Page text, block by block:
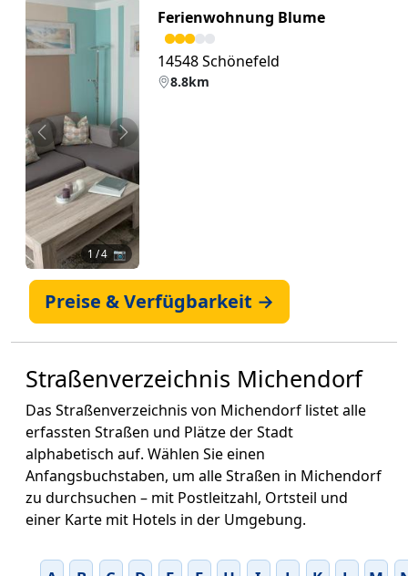
Zurück Weiter
1 / 4 📷
Ferienwohnung Blume
14548 Schönefeld
8.8km
Preise & Verfügbarkeit →
Straßenverzeichnis Michendorf
Das Straßenverzeichnis von Michendorf listet alle
erfassten Straßen und Plätze der Stadt
alphabetisch auf. Wählen Sie einen
Anfangsbuchstaben, um alle Straßen in Michendorf
zu durchsuchen – mit Postleitzahl, Ortsteil und
einer Karte mit Hotels in der Umgebung.